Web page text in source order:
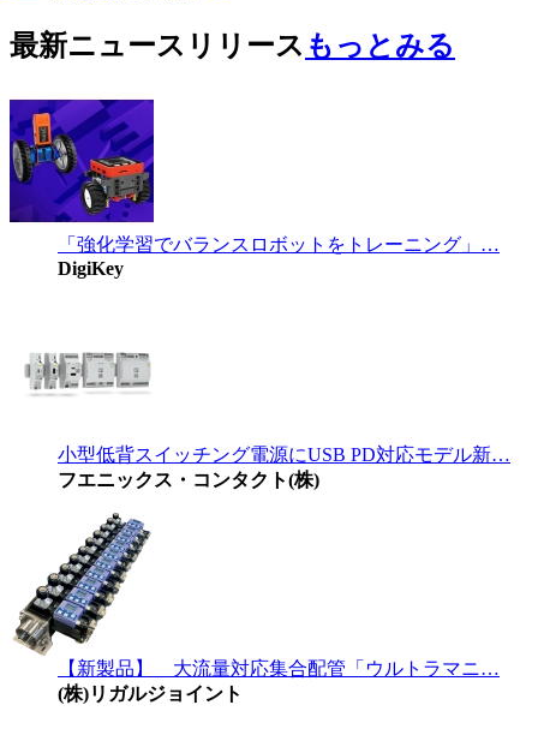
最新ニュースリリース もっとみる
「強化学習でバランスロボットをトレーニング」…
DigiKey
小型低背スイッチング電源にUSB PD対応モデル新…
フエニックス・コンタクト(株)
【新製品】 大流量対応集合配管「ウルトラマニ…
(株)リガルジョイント